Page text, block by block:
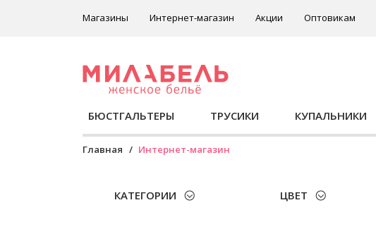
Магазины Интернет-магазин Акции Оптовикам
БЮСТГАЛЬТЕРЫ ТРУСИКИ КУПАЛЬНИКИ
Главная Интернет-магазин
КАТЕГОРИИ ЦВЕТ